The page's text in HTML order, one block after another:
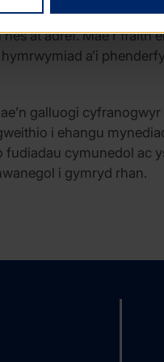
teithio dramor i
at adref. Mae’r ffaith
a’i
galluogi cyfranogwyr
i ehangu
cymunedol ac
i gymryd rhan.